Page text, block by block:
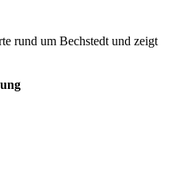
rund um Bechstedt und zeigt